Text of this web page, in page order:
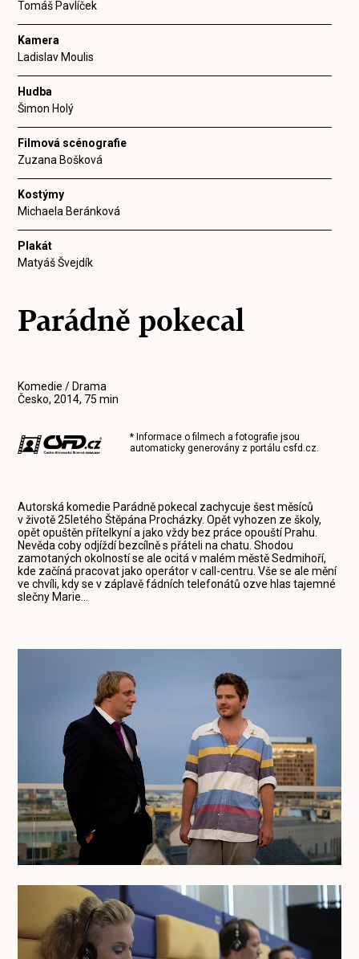
Tomáš Pavlíček
Kamera
Ladislav Moulis
Hudba
Šimon Holý
Filmová scénografie
Zuzana Bošková
Kostýmy
Michaela Beránková
Plakát
Matyáš Švejdík
Parádně pokecal
Komedie / Drama
Česko, 2014, 75 min
* Informace o filmech a fotografie jsou
automaticky generovány z portálucsfd.cz.
Autorská komedie Parádně pokecal zachycuje šest měsíců
v životě 25letého Štěpána Procházky. Opět vyhozen ze školy,
opět opuštěn přítelkyní a jako vždy bez práce opouští Prahu.
Nevěda coby odjíždí bezcílně s přáteli na chatu. Shodou
zamotaných okolností se ale ocitá v malém městě Sedmihoří,
kde začíná pracovat jako operátor v call-centru. Vše se ale mění
ve chvíli, kdy se v záplavě fádních telefonátů ozve hlas tajemné
slečny Marie...